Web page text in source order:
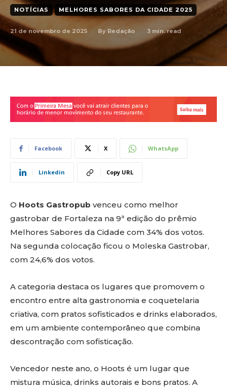
NOTÍCIAS MELHORES SABORES DA CIDADE 2025
21 de novembro de 2025 By Redação 3 min. read
Facebook X WhatsApp
Linkedin Copy URL
O Hoots Gastropub venceu como melhor
gastrobar de Fortaleza na 9ª edição do prêmio
Melhores Sabores da Cidade com 34% dos votos.
Na segunda colocação ficou o Moleska Gastrobar,
com 24,6% dos votos.
A categoria destaca os lugares que promovem o
encontro entre alta gastronomia e coquetelaria
criativa, com pratos sofisticados e drinks elaborados,
em um ambiente contemporâneo que combina
descontração com sofisticação.
Vencedor neste ano, o Hoots é um lugar que
mistura música, drinks autorais e bons pratos. A